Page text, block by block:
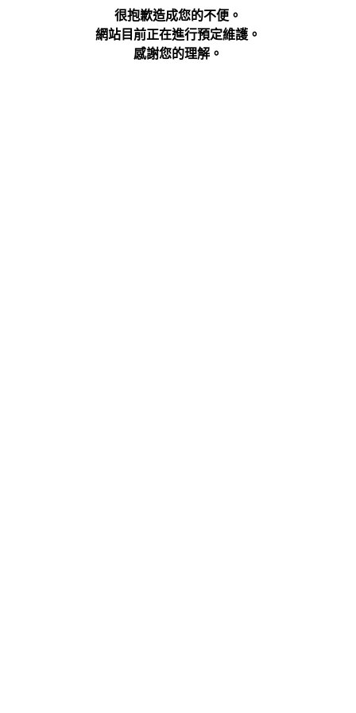
很抱歉造成您的不便。
網站目前正在進行預定維護。
感謝您的理解。